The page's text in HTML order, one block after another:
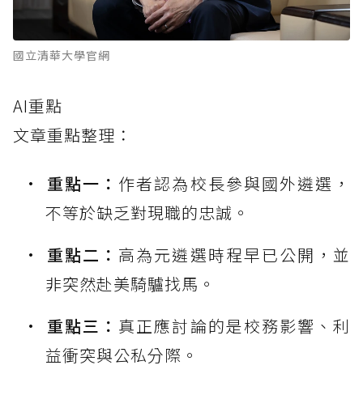
國立清華大學官網
AI重點
文章重點整理：
重點一： 作者認為校長參與國外遴選，
不等於缺乏對現職的忠誠。
重點二： 高為元遴選時程早已公開，並
非突然赴美騎驢找馬。
重點三： 真正應討論的是校務影響、利
益衝突與公私分際。